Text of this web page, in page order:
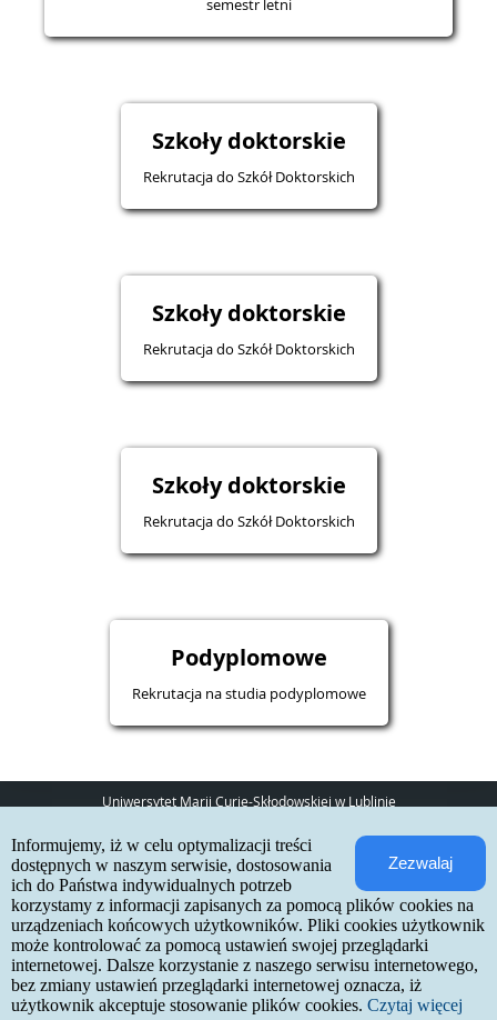
semestr letni
Szkoły doktorskie
Rekrutacja do Szkół Doktorskich
Szkoły doktorskie
Rekrutacja do Szkół Doktorskich
Szkoły doktorskie
Rekrutacja do Szkół Doktorskich
Podyplomowe
Rekrutacja na studia podyplomowe
Uniwersytet Marii Curie-Skłodowskiej w Lublinie
20-031 Lublin
www:http://umcs.pl
Internetowa Rekrutacja Kandydatów
IRK 1.21.3 (6bf78478) :: 2026-06-17
mapa strony
deklaracja dostępności
kontakt
Zezwalaj
Informujemy, iż w celu optymalizacji treści
dostępnych w naszym serwisie, dostosowania
ich do Państwa indywidualnych potrzeb
korzystamy z informacji zapisanych za pomocą plików cookies na
urządzeniach końcowych użytkowników. Pliki cookies użytkownik
może kontrolować za pomocą ustawień swojej przeglądarki
internetowej. Dalsze korzystanie z naszego serwisu internetowego,
bez zmiany ustawień przeglądarki internetowej oznacza, iż
użytkownik akceptuje stosowanie plików cookies. Czytaj więcej